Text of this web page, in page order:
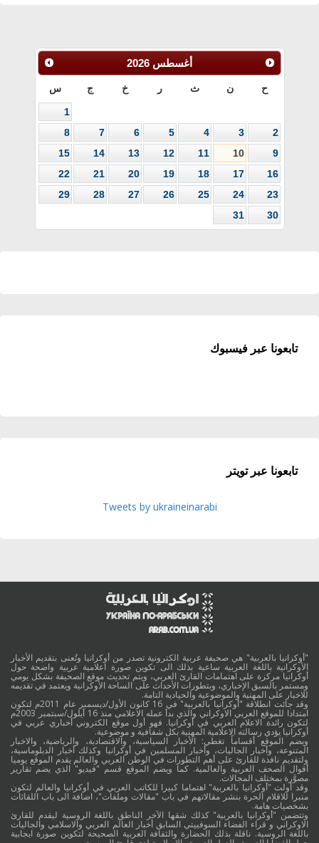
أغسطس 2026
ح ن ث ر خ ج س
1
2
3
4
5
6
7
8
9
10
11
12
13
14
15
16
17
18
19
20
21
22
23
24
25
26
27
28
29
30
31
تابعونا عبر فيسبوك
تابعونا عبر تويتر
Tweets by ukraineinarabi
"أوكرانيا بالعربية" هي صحيفة عربية الكترونية تصدر من أوكرانيا وتُعنى بتقديم الأخبار
الأوكرانية باللغة العربية ساعية بذلك الى تكوين صورة اعلامية عربية واضحة حول
أوكرانيا مركزة على اهتمامات القارئ العربي، ويتم تحديث موقع الصحيفة بشكل يومي
ومستمر بالسبق الإخباري، وبتطورات الأحداث على الساحة الأوكرانية ويعتمد في تقديمه
للاخبار على المهنية والموضوعية والحيادية التامة.
وقد جائت انطلاقة "أوكرانيا بالعربية" في 16 كانون الأول/ديسمبر عام 2011م لتكون
امتدادا للموقع العربي الاوكراني والذي بدأ عمله الاعلامي منذ 16 أيلول/سبتمبر 2003م
لتكون رائدة الاعلام العربي في أوكرانيا. فهو أول موقع الكتروني أخباري عربي في
أوكرانيا يؤدي رسالته الاعلامية المهنية بكل شفافية و موضوعية.
ويضم الموقع أقساماً تغطي: الأخبار السياسية، والاقتصادية، والرياضية، والاخبار
المتنوعة، وأخبار الجاليات، وأخبار المسلمين في أوكرانيا وكذلك أخبار الدبلوماسية،
ولتقديم نافذة للقارئ على أهم التطورات في الوطن العربي والعالم يقدم الموقع يوميا
أقوال الصحف العربية والعالمية. كما ويضم الموقع قسم "فيديو" الذي يضم تقارير
مصوَّرة بمختلف المجالات.
وقد أولت "أوكرانيا بالعربية" اهتماما كبيرا للكاتب العربي في أوكرانيا والعالم لتكون
منبرا للاقلام الحرة بنشر مقالاتهم في باب "مقالات وملفات"، اضافة الى باب اللقائات
بشخصيات هامة.
وتتضمن "أوكرانيا بالعربية" كذلك شقها الآخر الناطق باللغة الروسية ليقدم للقارئ
الاوكراني و قراء الفضاء السوفييتي السابق أخبار العالم العربي والاسلامي والجاليات
باللغة الروسية. ناقلة بذلك الحضارة والثقافة العربية الصحيحة لتكوين صورة ايجابية